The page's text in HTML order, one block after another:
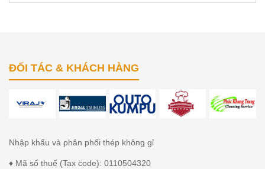
ĐỐI TÁC & KHÁCH HÀNG
Nhập khẩu và phân phối thép không gỉ
♦ Mã số thuế (Tax code): 0110504320